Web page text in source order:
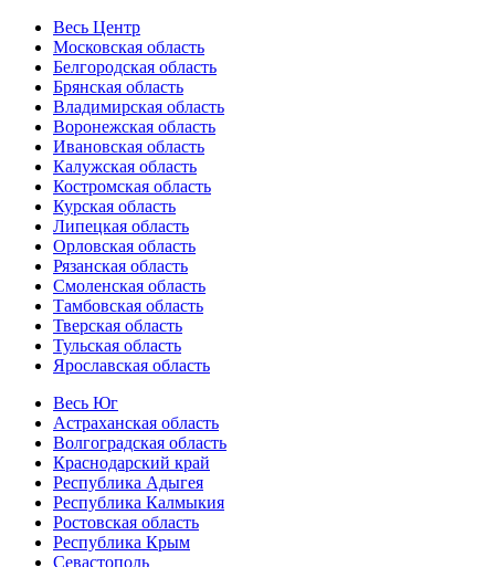
Весь Центр
Московская область
Белгородская область
Брянская область
Владимирская область
Воронежская область
Ивановская область
Калужская область
Костромская область
Курская область
Липецкая область
Орловская область
Рязанская область
Смоленская область
Тамбовская область
Тверская область
Тульская область
Ярославская область
Весь Юг
Астраханская область
Волгоградская область
Краснодарский край
Республика Адыгея
Республика Калмыкия
Ростовская область
Республика Крым
Севастополь